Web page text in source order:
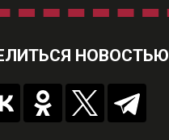
НОВОСТЬЮ